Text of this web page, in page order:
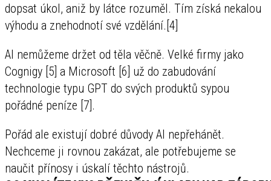
dopsat úkol, aniž by látce rozuměl. Tím získá nekalou
výhodu a znehodnotí své vzdělání.[4]
AI nemůžeme držet od těla věčně. Velké firmy jako
Cognigy [5] a Microsoft [6] už do zabudování
technologie typu GPT do svých produktů sypou
pořádné peníze [7].
Pořád ale existují dobré důvody AI nepřehánět.
Nechceme ji rovnou zakázat, ale potřebujeme se
naučit přínosy i úskalí těchto nástrojů.